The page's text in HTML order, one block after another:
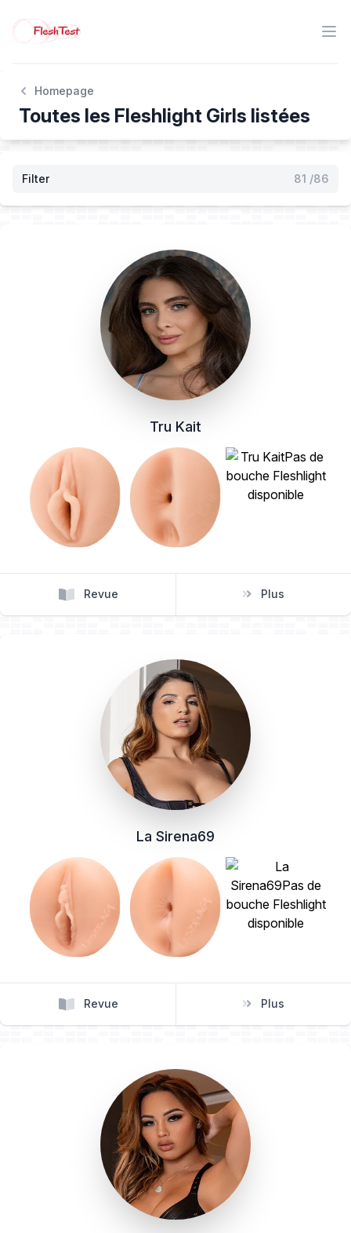
Homepage
Toutes les Fleshlight Girls listées
Filter 81 /86
Tru Kait
Revue Plus
La Sirena69
Revue Plus